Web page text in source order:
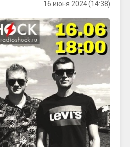
16 июня 2024 (14:38)